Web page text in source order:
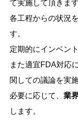
て実施して頂きます
各工程からの状況
す。
定期的にインベン
また適宜FDA対応
関しての議論を実
必要に応じて、 業
します。